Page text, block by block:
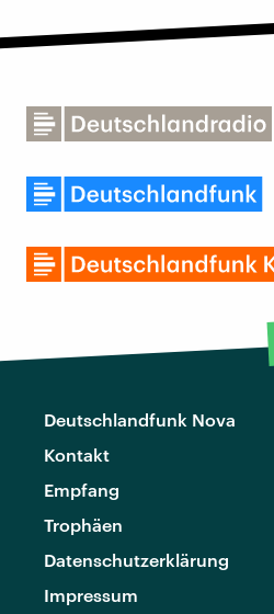
Deutschlandfunk Nova
Kontakt
Empfang
Trophäen
Datenschutzerklärung
Impressum